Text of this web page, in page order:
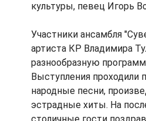
культуры, певец Игорь
Участники ансамбля
артиста КР Владимира
разнообразную
Выступления проходили
народные песни,
эстрадные хиты. На